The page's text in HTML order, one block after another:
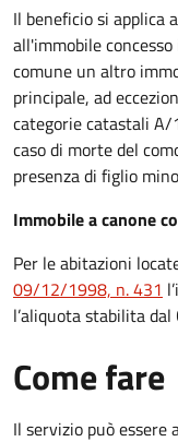
Il beneficio si applica
all'immobile
comune un altro
principale, ad
categorie catastali
caso di morte del
presenza di figlio
Immobile a canone
Per le abitazioni
09/12/1998, n. 431
l’aliquota stabilita
Come fare
Il servizio può